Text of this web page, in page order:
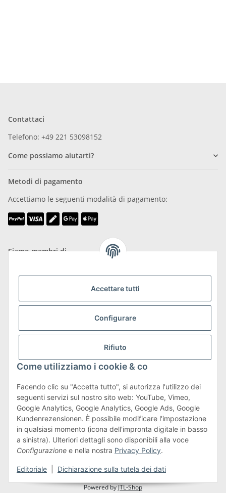
Accettare tutti
Configurare
Rifiuto
Come utilizziamo i cookie & co
Facendo clic su "Accetta tutto", si autorizza l'utilizzo dei
seguenti servizi sul nostro sito web: YouTube, Vimeo,
Google Analytics, Google Analytics, Google Ads, Google
Kundenrezensionen. È possibile modificare l'impostazione
in qualsiasi momento (icona dell'impronta digitale in basso
a sinistra). Ulteriori dettagli sono disponibili alla voce
Configurazione e nella nostra Privacy Policy.
Editoriale Dichiarazione sulla tutela dei dati
Contattaci
Telefono: +49 221 53098152
Come possiamo aiutarti?
Metodi di pagamento
Accettiamo le seguenti modalità di pagamento:
Siamo membri di
Maggiori informazioni su spedizioni e resi
Termini e condizioni
#global.withdrawalForm#
Powered byJTL-Shop